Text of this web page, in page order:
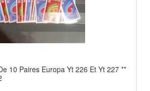
10 Paires Europa Yt 226 Et Yt 227 **